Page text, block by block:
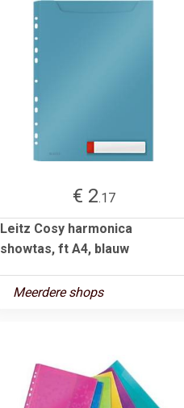
€ 2.17
Leitz Cosy harmonica
showtas, ft A4, blauw
Meerdere shops